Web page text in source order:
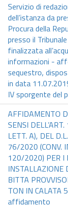
Servizio di
dell’istanza da
Procura della
presso il
finalizzata
informazioni -
sequestro,
in data
IV sporgente del
AFFIDAMENTO
SENSI
LETT. A), DEL
76/2020 (CONV.
120/2020) PER I
INSTALLAZIONE
BITTA
TON IN CALATA
affidamento